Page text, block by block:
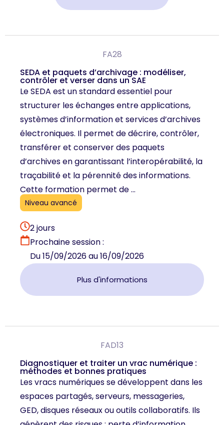
FA28
SEDA et paquets d’archivage : modéliser,
contrôler et verser dans un SAE
Le SEDA est un standard essentiel pour
structurer les échanges entre applications,
systèmes d’information et services d’archives
électroniques. Il permet de décrire, contrôler,
transférer et conserver des paquets
d’archives en garantissant l’interopérabilité, la
traçabilité et la pérennité des informations.
Cette formation permet de ...
Niveau avancé
2 jours
Prochaine session :
Du 15/09/2026 au 16/09/2026
Plus d'informations
FAD13
Diagnostiquer et traiter un vrac numérique :
méthodes et bonnes pratiques
Les vracs numériques se développent dans les
espaces partagés, serveurs, messageries,
GED, disques réseaux ou outils collaboratifs. Ils